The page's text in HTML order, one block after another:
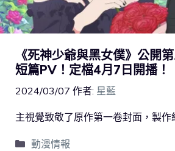
《死神少爺與黑女僕》公開
短篇PV！定檔4月7日開播！
2024/03/07 作者: 星藍
主視覺致敬了原作第一卷封面，製作
動漫情報